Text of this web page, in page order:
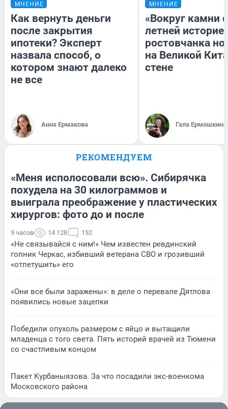
МНЕНИЕ
Как вернуть деньги
после закрытия
ипотеки? Эксперт
назвала способ, о
котором знают далеко
не все
Анна Ермакова
МНЕНИЕ
«Вокруг камни
летней
ростовчанка
на Великой
стене
Гала Ермошкина
РЕКОМЕНДУЕМ
«Меня исполосовали всю». Сибирячка
похудела на 30 килограммов и
выиграла преображение у пластических
хирургов: фото до и после
9 часов 14 128 152
«Не связывайся с ним!» Чем известен ревдинский
гопник Черкас, избивший ветерана СВО и грозивший
«отпетушить» его
«Они все были заражены»: в деле о перевале Дятлова
появились новые зацепки
Победили опухоль размером с яйцо и вытащили
младенца с того света. Пять историй врачей из Тюмени
со счастливым концом
Пакет Курбаныязова. За что посадили экс-военкома
Московского района